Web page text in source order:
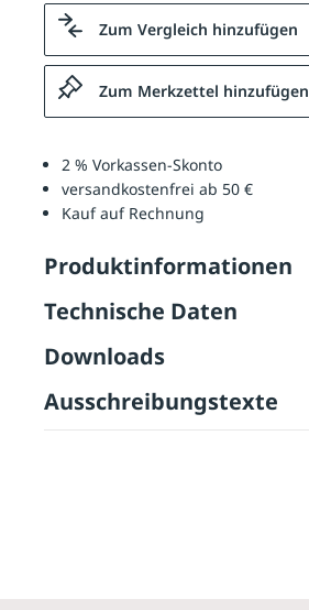
Zum Vergleich hinzufügen
Zum Merkzettel hinzufügen
2 % Vorkassen-Skonto
versandkostenfrei ab 50 €
Kauf auf Rechnung
Produktinformationen
Technische Daten
Downloads
Ausschreibungstexte